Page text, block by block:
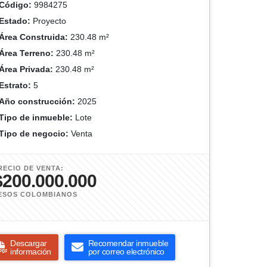
9984275
Proyecto
Construida: 230.48 m²
Terreno: 230.48 m²
Privada: 230.48 m²
5
construcción: 2025
de inmueble: Lote
de negocio: Venta
DE VENTA:
COLOMBIANOS
Descargar
información
Recomendar inmueble
por correo electrónico